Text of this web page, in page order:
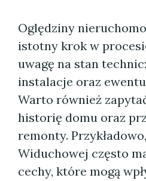
Oględziny
istotny krok w
uwagę na stan
instalacje oraz
Warto również
historię domu oraz
remonty.
Widuchowej często
cechy, które mogą